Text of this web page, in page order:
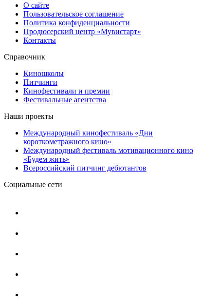
О сайте
Пользовательское соглашение
Политика конфиденциальности
Продюсерский центр «Мувистарт»
Контакты
Справочник
Киношколы
Питчинги
Кинофестивали и премии
Фестивальные агентства
Наши проекты
Международный кинофестиваль «Дни
короткометражного кино»
Международный фестиваль мотивационного кино
«Будем жить»
Всероссийский питчинг дебютантов
Социальные сети